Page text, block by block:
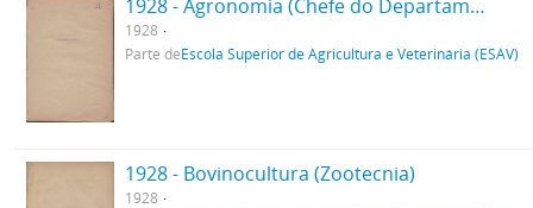
1928 - Agronomia (Chefe do Departamento)
1928
Parte deEscola Superior de Agricultura e Veterinária (ESAV)
1928 - Bovinocultura (Zootecnia)
1928